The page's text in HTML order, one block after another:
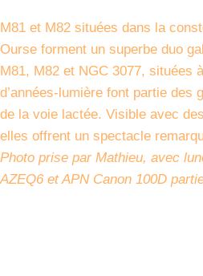
M81 et M82 situées dans la
Ourse forment un superbe duo
M81, M82 et NGC 3077, situées
d’années-lumière font partie des
de la voie lactée. Visible avec
elles offrent un spectacle
Photo prise par Mathieu, avec
AZEQ6 et APN Canon 100D